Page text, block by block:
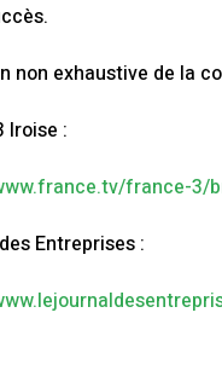
non exhaustive de la
Iroise :
france-3/
Entreprises :